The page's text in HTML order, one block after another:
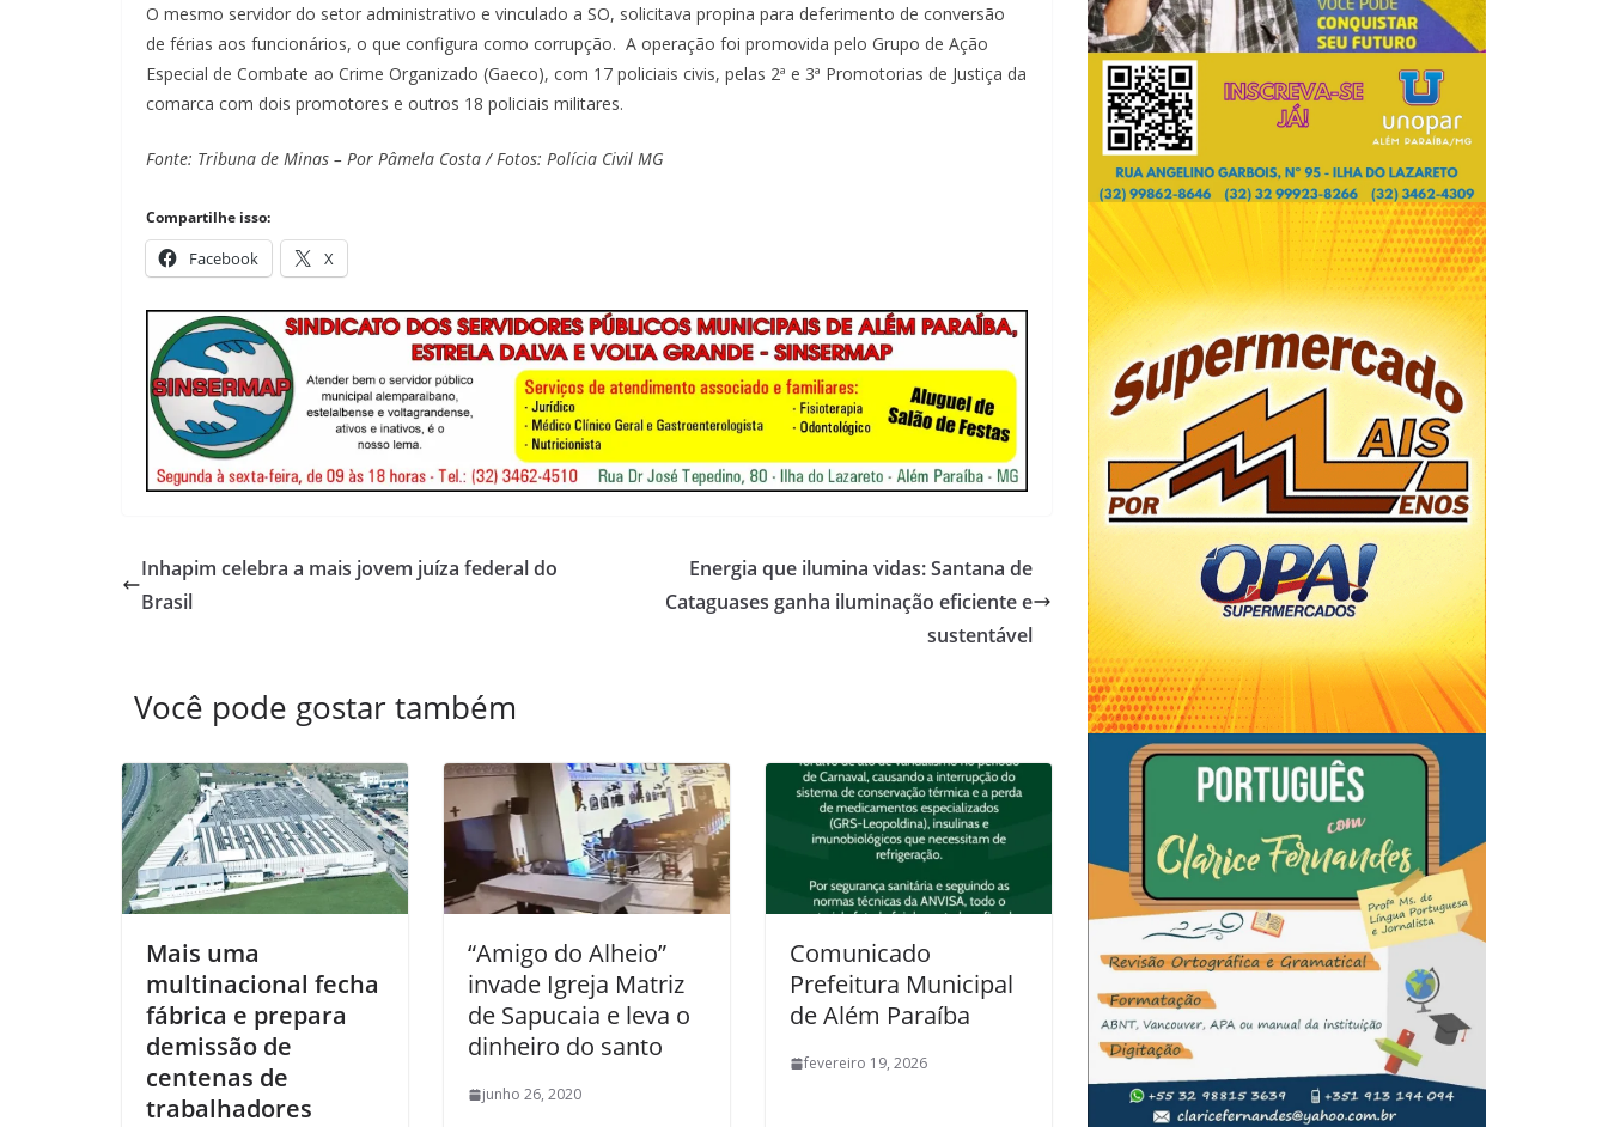
O mesmo servidor do setor administrativo e vinculado a SO, solicitava propina para deferimento de conversão
de férias aos funcionários, o que configura como corrupção. A operação foi promovida pelo Grupo de Ação
Especial de Combate ao Crime Organizado (Gaeco), com 17 policiais civis, pelas 2ª e 3ª Promotorias de Justiça da
comarca com dois promotores e outros 18 policiais militares.
Fonte: Tribuna de Minas – Por Pâmela Costa / Fotos: Polícia Civil MG
Compartilhe isso:
Facebook X
Inhapim celebra a mais jovem juíza federal do
Brasil
Energia que ilumina vidas: Santana de
Cataguases ganha iluminação eficiente e
sustentável
Você pode gostar também
Mais uma
multinacional fecha
fábrica e prepara
demissão de
centenas de
trabalhadores
“Amigo do Alheio”
invade Igreja Matriz
de Sapucaia e leva o
dinheiro do santo
junho 26, 2020
Comunicado
Prefeitura Municipal
de Além Paraíba
fevereiro 19, 2026